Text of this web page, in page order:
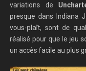
variations de
presque dans Indiana
vous-plaît, sont de
réalisé pour que le jeu
un accès facile au plus